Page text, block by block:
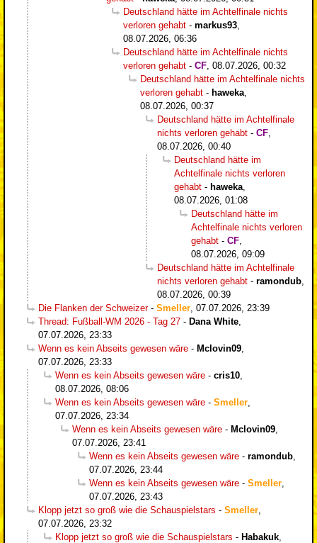
Deutschland hätte im Achtelfinale nichts
verloren gehabt - markus93
08.07.2026, 06:36
Deutschland hätte im Achtelfinale nichts
verloren gehabt - CF 08.07.2026, 00:32
Deutschland hätte im Achtelfinale nichts
verloren gehabt - haweka
08.07.2026, 00:37
Deutschland hätte im Achtelfinale
nichts verloren gehabt - CF
08.07.2026, 00:40
Deutschland hätte im
Achtelfinale nichts verloren
gehabt - haweka
08.07.2026, 01:08
Deutschland hätte im
Achtelfinale nichts verloren
gehabt - CF
08.07.2026, 09:09
Deutschland hätte im Achtelfinale
nichts verloren gehabt - ramondub
08.07.2026, 00:39
Die Flanken der Schweizer- Smeller 07.07.2026, 23:39
Thread: Fußball-WM 2026 - Tag 27 - Dana White
07.07.2026, 23:33
Wenn es kein Abseits gewesen wäre - Mclovin09
07.07.2026, 23:33
Wenn es kein Abseits gewesen wäre - cris10
08.07.2026, 08:06
Wenn es kein Abseits gewesen wäre - Smeller
07.07.2026, 23:34
Wenn es kein Abseits gewesen wäre - Mclovin09
07.07.2026, 23:41
Wenn es kein Abseits gewesen wäre - ramondub
07.07.2026, 23:44
Wenn es kein Abseits gewesen wäre - Smeller
07.07.2026, 23:43
Klopp jetzt so groß wie die Schauspielstars - Smeller
07.07.2026, 23:32
Klopp jetzt so groß wie die Schauspielstars - Habakuk